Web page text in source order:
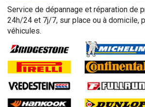
Service de dépannage et réparation de
24h/24 et 7j/7, sur place ou à domicile,
véhicules.